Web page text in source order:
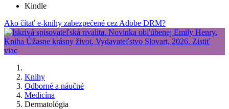
Kindle
Ako čítať e-knihy zabezpečené cez Adobe DRM?
Knihy
Odborné a náučné
Medicína
Dermatológia